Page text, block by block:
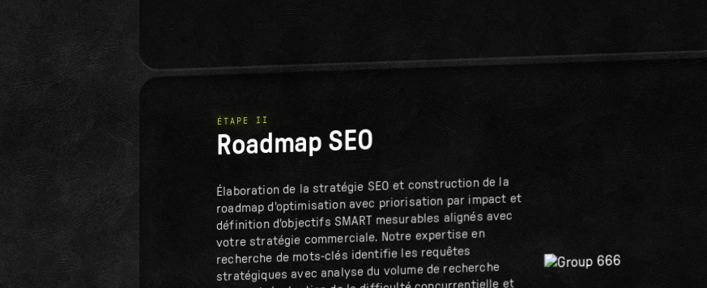
ÉTAPE II
Roadmap SEO
Élaboration de la stratégie SEO et construction de la
roadmap d'optimisation avec priorisation par impact et
définition d'objectifs SMART mesurables alignés avec
votre stratégie commerciale. Notre expertise en
recherche de mots-clés identifie les requêtes
stratégiques avec analyse du volume de recherche